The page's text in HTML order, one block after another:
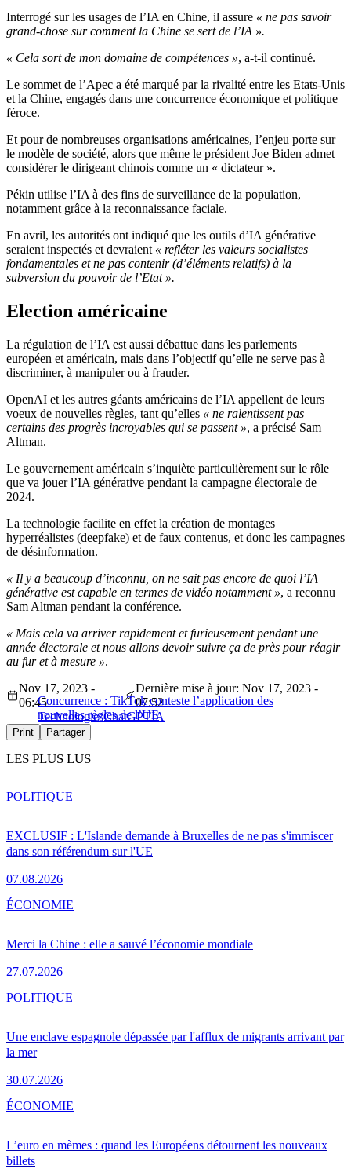
Interrogé sur les usages de l’IA en Chine, il assure « ne pas savoir
grand-chose sur comment la Chine se sert de l’IA ».
« Cela sort de mon domaine de compétences », a-t-il continué.
Le sommet de l’Apec a été marqué par la rivalité entre les Etats-Unis
et la Chine, engagés dans une concurrence économique et politique
féroce.
Et pour de nombreuses organisations américaines, l’enjeu porte sur
le modèle de société, alors que même le président Joe Biden admet
considérer le dirigeant chinois comme un « dictateur ».
Pékin utilise l’IA à des fins de surveillance de la population,
notamment grâce à la reconnaissance faciale.
En avril, les autorités ont indiqué que les outils d’IA générative
seraient inspectés et devraient « refléter les valeurs socialistes
fondamentales et ne pas contenir (d’éléments relatifs) à la
subversion du pouvoir de l’Etat ».
Election américaine
La régulation de l’IA est aussi débattue dans les parlements
européen et américain, mais dans l’objectif qu’elle ne serve pas à
discriminer, à manipuler ou à frauder.
OpenAI et les autres géants américains de l’IA appellent de leurs
voeux de nouvelles règles, tant qu’elles « ne ralentissent pas
certains des progrès incroyables qui se passent », a précisé Sam
Altman.
Le gouvernement américain s’inquiète particulièrement sur le rôle
que va jouer l’IA générative pendant la campagne électorale de
2024.
La technologie facilite en effet la création de montages
hyperréalistes (deepfake) et de faux contenus, et donc les campagnes
de désinformation.
« Il y a beaucoup d’inconnu, on ne sait pas encore de quoi l’IA
générative est capable en termes de vidéo notamment », a reconnu
Sam Altman pendant la conférence.
« Mais cela va arriver rapidement et furieusement pendant une
année électorale et nous allons devoir suivre ça de près pour réagir
au fur et à mesure ».
Concurrence : TikTok conteste l’application des
nouvelles règles de l’UE
Nov 17, 2023 -
06:45
Dernière mise à jour: Nov 17, 2023 -
07:52
TechnologiesChatGPTIA
Print Partager
LES PLUS LUS
EXCLUSIF : L'Islande demande à Bruxelles de ne pas s'immiscer
dans son référendum sur l'UE
07.08.2026
POLITIQUE
Merci la Chine : elle a sauvé l’économie mondiale
27.07.2026
ÉCONOMIE
Une enclave espagnole dépassée par l'afflux de migrants arrivant par
la mer
30.07.2026
POLITIQUE
L’euro en mèmes : quand les Européens détournent les nouveaux
billets
ÉCONOMIE